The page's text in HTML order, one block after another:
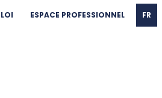
ESPACE PROFESSIONNEL FR